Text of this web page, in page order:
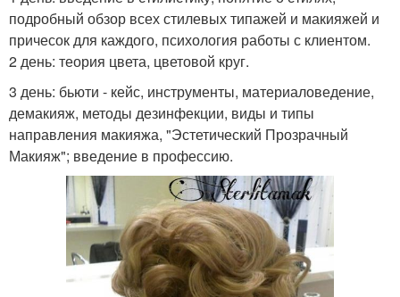
подробный обзор всех стилевых типажей и макияжей и
причесок для каждого, психология работы с клиентом.
2 день: теория цвета, цветовой круг.
3 день: бьюти - кейс, инструменты, материаловедение,
демакияж, методы дезинфекции, виды и типы
направления макияжа, "Эстетический Прозрачный
Макияж"; введение в профессию.